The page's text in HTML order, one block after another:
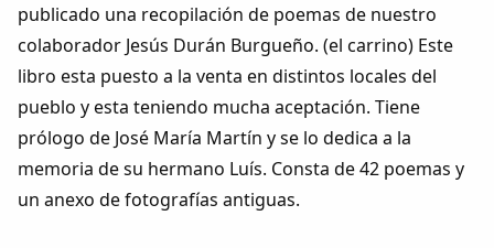
Traductor
Dichos
Cancionero Local
publicado una recopilación de poemas de nuestro
colaborador Jesús Durán Burgueño. (el carrino) Este
libro esta puesto a la venta en distintos locales del
pueblo y esta teniendo mucha aceptación. Tiene
prólogo de José María Martín y se lo dedica a la
memoria de su hermano Luís. Consta de 42 poemas y
un anexo de fotografías antiguas.